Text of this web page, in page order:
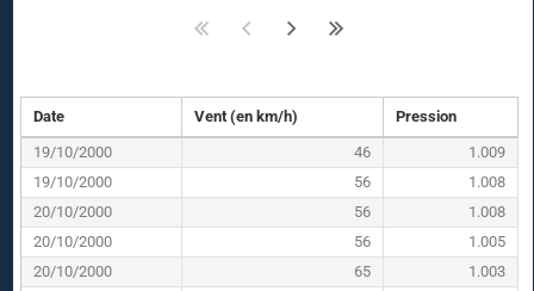
Date Vent (en km/h)
Pression
19/10/2000
46
1.009
19/10/2000
56
1.008
20/10/2000
56
1.008
20/10/2000
56
1.005
20/10/2000
65
1.003